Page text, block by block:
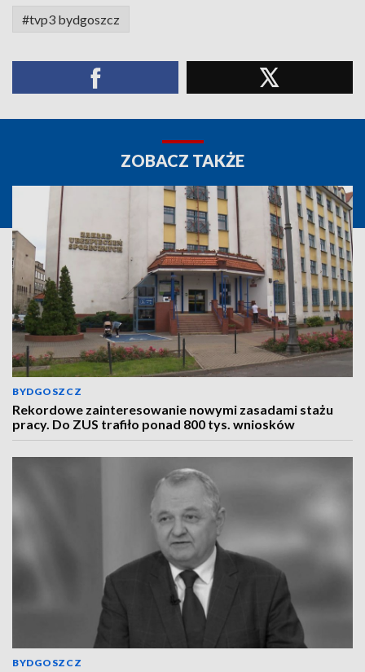
#tvp3 bydgoszcz
ZOBACZ TAKŻE
BYDGOSZCZ
Rekordowe zainteresowanie nowymi zasadami stażu
pracy. Do ZUS trafiło ponad 800 tys. wniosków
BYDGOSZCZ